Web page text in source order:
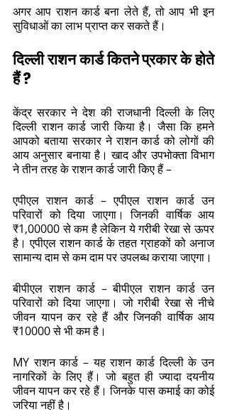
अगर आप राशन कार्ड बना लेते हैं, तो आप भी इन
सुविधाओं का लाभ प्राप्त कर सकते हैं।
दिल्ली राशन कार्ड कितने प्रकार के होते
हैं ?
केंद्र सरकार ने देश की राजधानी दिल्ली के लिए
दिल्ली राशन कार्ड जारी किया है। जैसा कि हमने
आपको बताया सरकार ने राशन कार्ड को लोगों की
आय अनुसार बनाया है। खाद और उपभोक्ता विभाग
ने तीन तरह के राशन कार्ड जारी किए हैं –
एपीएल राशन कार्ड – एपीएल राशन कार्ड उन
परिवारों को दिया जाएगा। जिनकी वार्षिक आय
₹1,00000 से कम है लेकिन ये गरीबी रेखा से ऊपर
है। एपीएल राशन कार्ड के तहत ग्राहकों को अनाज
बीपीएल राशन कार्ड – बीपीएल राशन कार्ड उन
परिवारों को दिया जाएगा। जो गरीबी रेखा से नीचे
जीवन यापन कर रहे हैं और जिनकी वार्षिक आय
₹10000 से भी कम है।
MY राशन कार्ड – यह राशन कार्ड दिल्ली के उन
नागरिकों के लिए हैं। जो बहुत ही ज्यादा दयनीय
जीवन यापन कर रहे हैं। जिनके पास कमाई का कोई
जरिया नहीं है।